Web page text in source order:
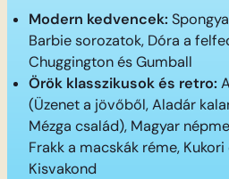
Modern kedvencek:
Barbie sorozatok, Dóra a
Chuggington és Gumball
Örök klasszikusok és retro:
(Üzenet a jövőből, Aladár
Mézga család), Magyar
Frakk a macskák réme, Kukori
Kisvakond